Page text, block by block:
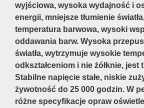
wyjściowa, wysoka wydajność i
energii, mniejsze tłumienie
temperatura barwowa, wysoki
oddawania barw. Wysoka
światła, wytrzymuje wysokie
odkształceniom i nie żółknie, jest
Stabilne napięcie stałe, niskie
żywotność do 25 000 godzin. W
różne specyfikacje opraw